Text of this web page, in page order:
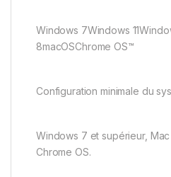
Windows 7Windows
8macOSChrome OS™
Configuration minimale du
Windows 7 et supérieur,
Chrome OS.